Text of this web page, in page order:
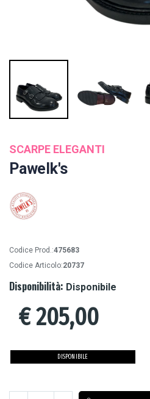
SCARPE ELEGANTI
Pawelk's
Codice Prod.:475683
Codice Articolo:20737
Disponibilità: Disponibile
€205,00
DISPONIBILE